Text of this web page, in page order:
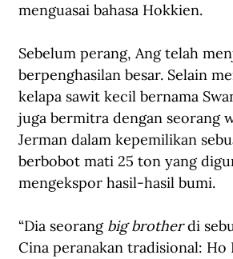
menguasai bahasa Hokkien.
Sebelum perang, Ang telah
berpenghasilan besar. Selain
kelapa sawit kecil bernama
juga bermitra dengan seorang
Jerman dalam kepemilikan
berbobot mati 25 ton yang
mengekspor hasil-hasil bumi.
“Dia seorang big brother di
Cina peranakan tradisional: Ho